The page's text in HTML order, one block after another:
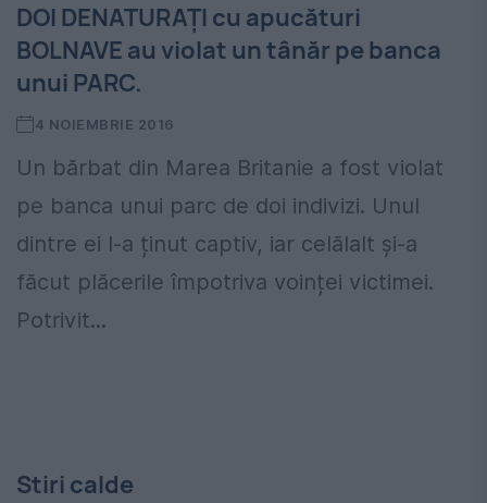
DOI DENATURAȚI cu apucături
BOLNAVE au violat un tânăr pe banca
unui PARC.
4 NOIEMBRIE 2016
Un bărbat din Marea Britanie a fost violat
pe banca unui parc de doi indivizi. Unul
dintre ei l-a ținut captiv, iar celălalt și-a
făcut plăcerile împotriva voinței victimei.
Potrivit...
Stiri calde